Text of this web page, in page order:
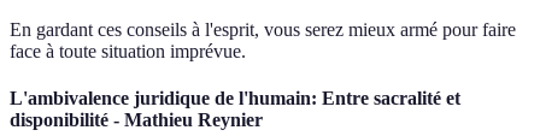
En gardant ces conseils à l'esprit, vous serez mieux armé pour faire
face à toute situation imprévue.
L'ambivalence juridique de l'humain: Entre sacralité et
disponibilité - Mathieu Reynier